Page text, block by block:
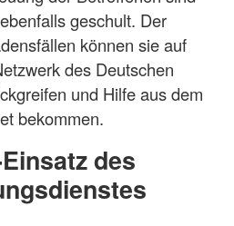
geschult. Der
können sie auf
des Deutschen
und Hilfe aus dem
bekommen.
des